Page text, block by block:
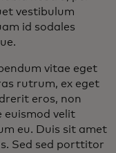
vestibulum
id sodales
vitae eget
rutrum, ex eget
eros, non
euismod velit
eu. Duis sit amet
Sed sed porttitor